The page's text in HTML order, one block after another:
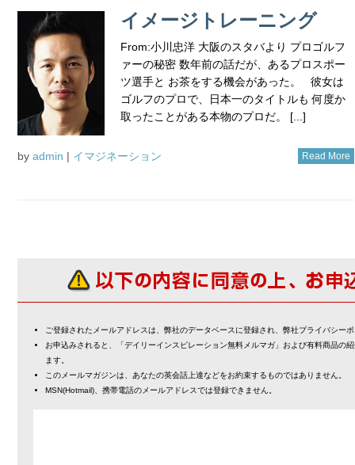
イメージトレーニング
From:小川忠洋 大阪のスタバより プロゴルフ
ァーの秘密 数年前の話だが、あるプロスポー
ツ選手と お茶をする機会があった。 彼女は
ゴルフのプロで、日本一のタイトルも 何度か
取ったことがある本物のプロだ。 [...]
by admin | イマジネーション Read More
ご登録されたメールアドレスは、弊社のデータベースに登録され、弊社プライバシー
お申込みされると、「デイリーインスピレーション無料メルマガ」および有料商品の
ます。
このメールマガジンは、あなたの英会話上達などをお約束するものではありません。
MSN(Hotmail)、携帯電話のメールアドレスでは登録できません。